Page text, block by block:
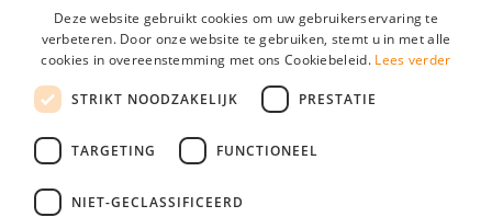
E-mail*
Wachtwoord
login gegevens onthouden
login
Bedrijf aanmelden
Deze website gebruikt cookies om uw gebruikerservaring te
verbeteren. Door onze website te gebruiken, stemt u in met alle
cookies in overeenstemming met ons Cookiebeleid. Lees verder
STRIKT NOODZAKELIJK PRESTATIE
TARGETING FUNCTIONEEL
NIET-GECLASSIFICEERD